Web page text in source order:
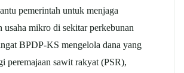
pemerintah untuk menjaga
usaha mikro di sekitar perkebunan
BPDP-KS mengelola dana yang
peremajaan sawit rakyat (PSR),